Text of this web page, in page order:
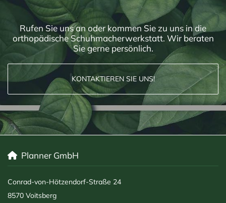
Rufen Sie uns an oder kommen Sie zu uns in die
orthopädische Schuhmacherwerkstatt. Wir beraten
Sie gerne persönlich.
KONTAKTIEREN SIE UNS!
 Planner GmbH
Conrad-von-Hötzendorf-Straße 24
8570 Voitsberg